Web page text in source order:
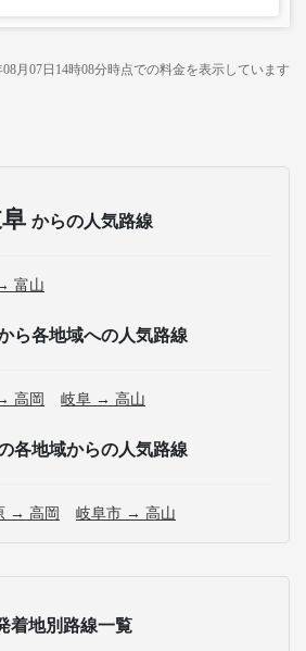
08月07日14時08分時点での料金を表示しています
からの人気路線
富山
ら各地域への人気路線
高岡 岐阜 → 高山
各地域からの人気路線
→ 高岡 岐阜市 → 高山
着地別路線一覧